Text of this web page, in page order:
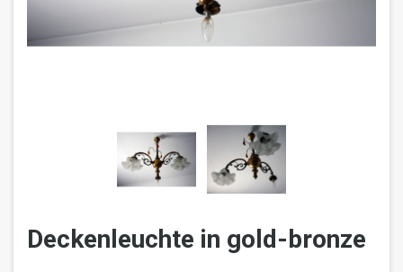
Deckenleuchte in gold-bronze